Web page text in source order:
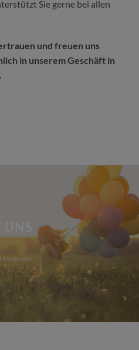
Sie gerne bei allen
und freuen uns
in unserem Geschäft in
Anregungen.